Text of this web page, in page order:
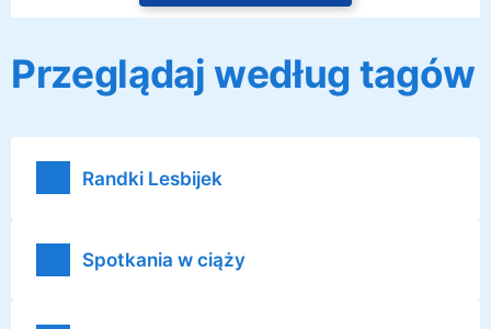
Przeglądaj według tagów
Randki Lesbijek
Spotkania w ciąży